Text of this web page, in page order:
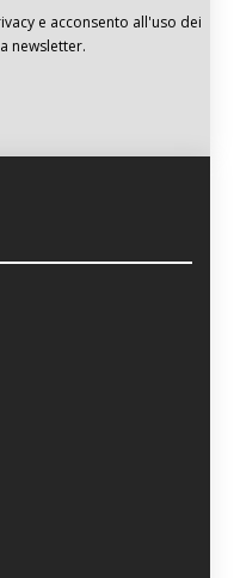
e acconsento all'uso dei
newsletter.